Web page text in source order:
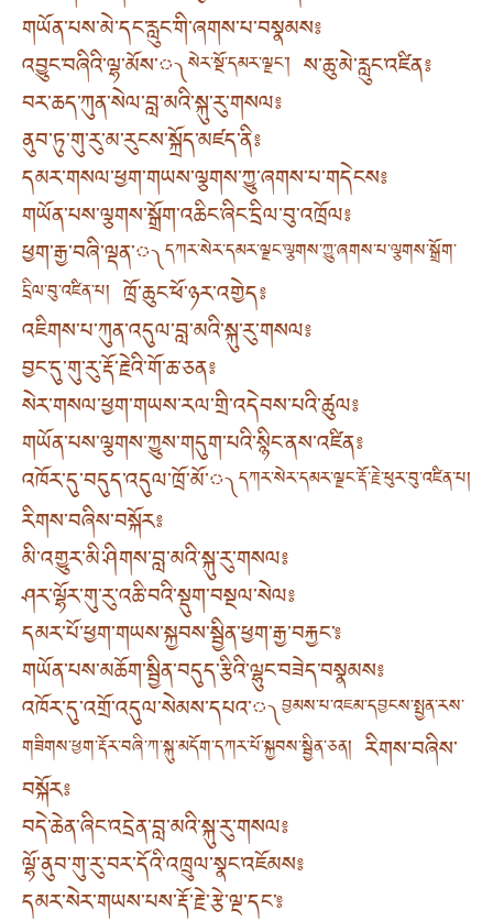
གཡོན་པས་མེ་དང་རླུང་གི་ཞགས་པ་བསྣམས༔
འབྱུང་བཞིའི་ལྷ་མོས་༾སེར་སྔོ་དམར་ལྗང་། ས་ཆུ་མེ་རླུང་འཛིན༔
བར་ཆད་ཀུན་སེལ་བླ་མའི་སྐུ་རུ་གསལ༔
ནུབ་ཏུ་གུ་རུ་མ་རུངས་སྐྲོད་མཛད་ནི༔
དམར་གསལ་ཕྱག་གཡས་ལྕགས་ཀྱུ་ཞགས་པ་གདེངས༔
གཡོན་པས་ལྕགས་སྒྲོག་འཆིང་ཞིང་དྲིལ་བུ་འཁྲོལ༔
ཕྱག་རྒྱ་བཞི་ལྡན་༾དཀར་སེར་དམར་ལྗང་ལྕགས་ཀྱུ་ཞགས་པ་ལྕགས་སྒྲོག་
དྲིལ་བུ་འཛིན་པ། ཁྲོ་ཆུང་ཕོ་ཉར་འགྱེད༔
འཇིགས་པ་ཀུན་འདུལ་བླ་མའི་སྐུ་རུ་གསལ༔
བྱང་དུ་གུ་རུ་རྡོ་རྗེའི་གོ་ཆ་ཅན༔
སེར་གསལ་ཕྱག་གཡས་རལ་གྲི་འདེབས་པའི་ཚུལ༔
གཡོན་པས་ལྕགས་ཀྱུས་གདུག་པའི་སྙིང་ནས་འཛིན༔
འཁོར་དུ་བདུད་འདུལ་ཁྲོ་མོ་༾དཀར་སེར་དམར་ལྗང་རྡོ་རྗེ་ཕུར་བུ་འཛིན་པ།
རིགས་བཞིས་བསྐོར༔
མི་འགྱུར་མི་ཤིགས་བླ་མའི་སྐུ་རུ་གསལ༔
ཤར་ལྷོར་གུ་རུ་འཆི་བའི་སྡུག་བསྔལ་སེལ༔
དམར་པོ་ཕྱག་གཡས་སྐྱབས་སྦྱིན་ཕྱག་རྒྱ་བརྐྱང་༔
གཡོན་པས་མཆོག་སྦྱིན་བདུད་རྩིའི་ལྷུང་བཟེད་བསྣམས༔
འཁོར་དུ་འགྲོ་འདུལ་སེམས་དཔའ་༾བྱམས་པ་འཇམ་དབྱངས་སྤྱན་རས་
གཟིགས་ཕྱག་རྡོར་བཞི་ཀ་སྐུ་མདོག་དཀར་པོ་སྐྱབས་སྦྱིན་ཅན། རིགས་བཞིས་
བསྐོར༔
བདེ་ཆེན་ཞིང་འདྲེན་བླ་མའི་སྐུ་རུ་གསལ༔
ལྷོ་ནུབ་གུ་རུ་བར་དོའི་འཁྲུལ་སྣང་འཇོམས༔
དམར་སེར་གཡས་པས་རྡོ་རྗེ་རྩེ་ལྔ་དང་༔